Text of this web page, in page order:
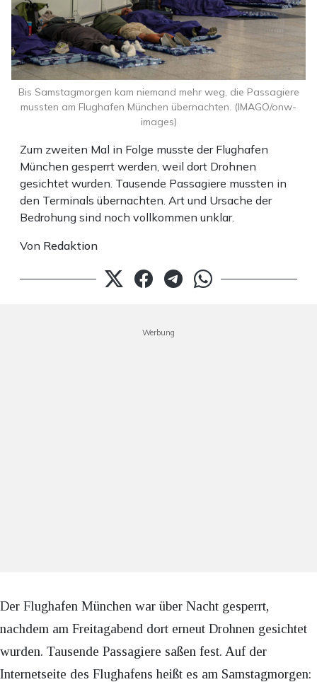
Zum zweiten Mal in Folge musste der Flughafen
München gesperrt werden, weil dort Drohnen
gesichtet wurden. Tausende Passagiere mussten in
den Terminals übernachten. Art und Ursache der
Bedrohung sind noch vollkommen unklar.
Von Redaktion
Bis Samstagmorgen kam niemand mehr weg, die Passagiere
mussten am Flughafen München übernachten. (IMAGO/onw-
images)
Werbung
Der Flughafen München war über Nacht gesperrt,
nachdem am Freitagabend dort erneut Drohnen gesichtet
wurden. Tausende Passagiere saßen fest. Auf der
Internetseite des Flughafens heißt es am Samstagmorgen: